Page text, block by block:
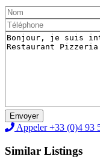
Appeler+33 (0)4 93
Similar Listings